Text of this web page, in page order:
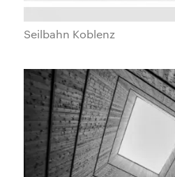
Seilbahn Koblenz